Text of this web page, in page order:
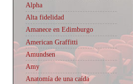
Alpha
Alta fidelidad
Amanece en Edimburgo
American Graffitti
Amundsen
Amy
Anatomía de una caída